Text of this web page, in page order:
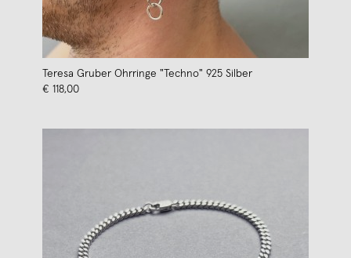
Teresa Gruber Ohrringe "Techno" 925 Silber
€ 118,00